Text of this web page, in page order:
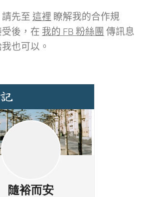
先至 這裡 瞭解我的合作規
後，在 我的 FB 粉絲團 傳訊息
也可以。